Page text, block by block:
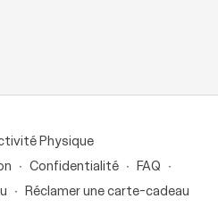
Physique
∙ Confidentialité ∙ FAQ ∙
∙ Réclamer une carte-cadeau